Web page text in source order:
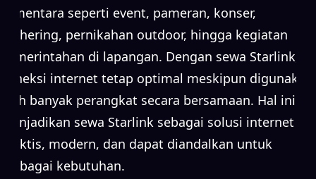
sementara seperti event, pameran, konser,
gathering, pernikahan outdoor, hingga kegiatan
pemerintahan di lapangan. Dengan sewa Starlink,
koneksi internet tetap optimal meskipun digunakan
oleh banyak perangkat secara bersamaan. Hal ini
menjadikan sewa Starlink sebagai solusi internet
praktis, modern, dan dapat diandalkan untuk
berbagai kebutuhan.